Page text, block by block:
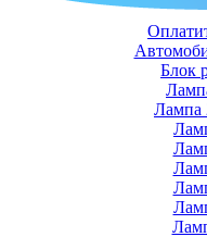
Блок
Лампа